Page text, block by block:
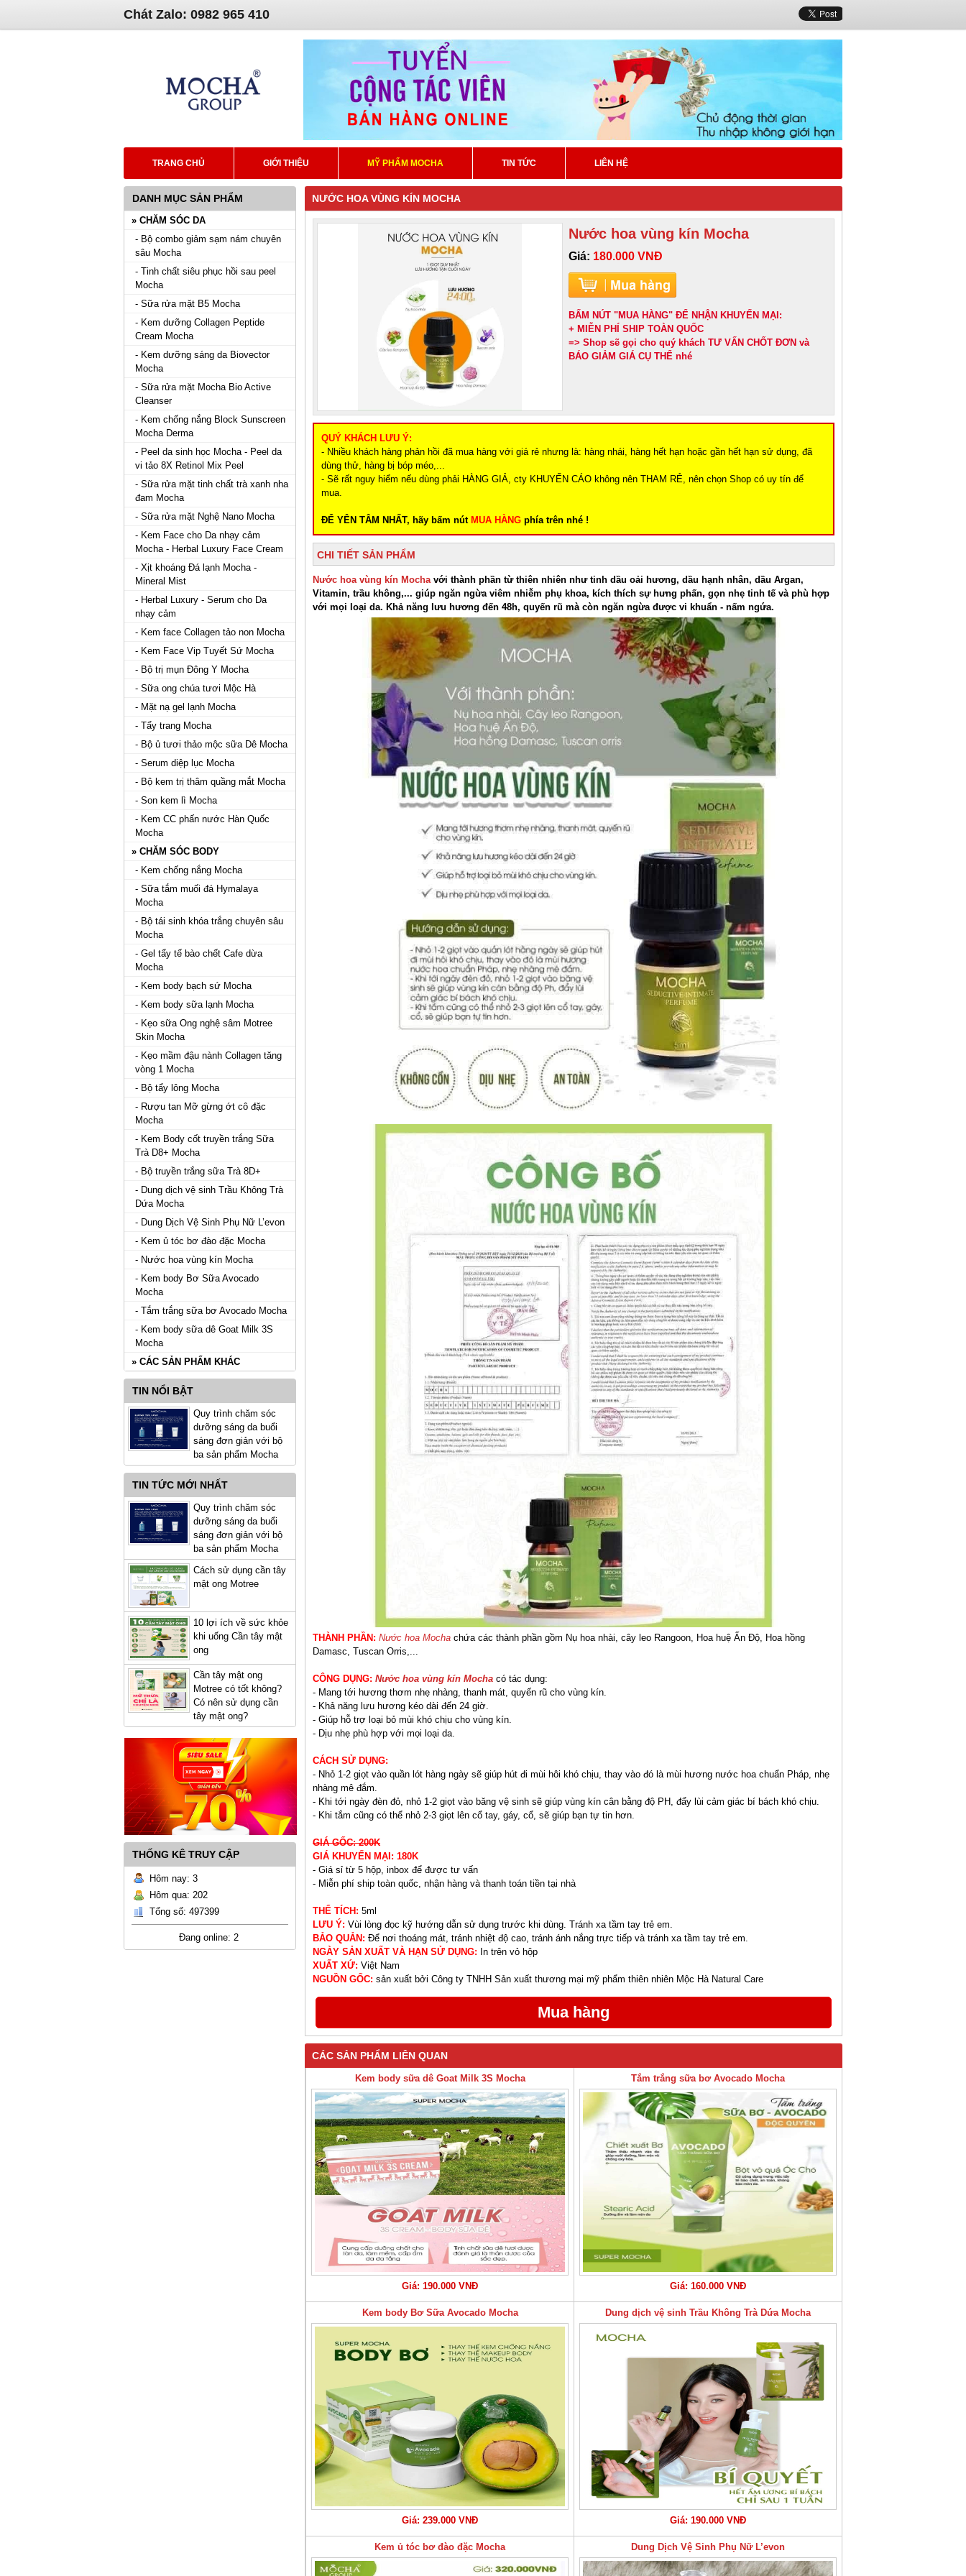
Chát Zalo: 0982 965 410
TRANG CHỦ GIỚI THIỆU MỸ PHẨM MOCHA TIN TỨC LIÊN HỆ
DANH MỤC SẢN PHẨM
» CHĂM SÓC DA
- Bộ combo giảm sạm nám chuyên
sâu Mocha
- Tinh chất siêu phục hồi sau peel
Mocha
- Sữa rửa mặt B5 Mocha
- Kem dưỡng Collagen Peptide
Cream Mocha
- Kem dưỡng sáng da Biovector
Mocha
- Sữa rửa mặt Mocha Bio Active
Cleanser
- Kem chống nắng Block Sunscreen
Mocha Derma
- Peel da sinh học Mocha - Peel da
vi tảo 8X Retinol Mix Peel
- Sữa rửa mặt tinh chất trà xanh nha
đam Mocha
- Sữa rửa mặt Nghệ Nano Mocha
- Kem Face cho Da nhạy cảm
Mocha - Herbal Luxury Face Cream
- Xịt khoáng Đá lạnh Mocha -
Mineral Mist
- Herbal Luxury - Serum cho Da
nhạy cảm
- Kem face Collagen tảo non Mocha
- Kem Face Vip Tuyết Sứ Mocha
- Bộ trị mụn Đông Y Mocha
- Sữa ong chúa tươi Mộc Hà
- Mặt nạ gel lạnh Mocha
- Tẩy trang Mocha
- Bộ ủ tươi thảo mộc sữa Dê Mocha
- Serum diệp lục Mocha
- Bộ kem trị thâm quầng mắt Mocha
- Son kem lì Mocha
- Kem CC phấn nước Hàn Quốc
Mocha
» CHĂM SÓC BODY
- Kem chống nắng Mocha
- Sữa tắm muối đá Hymalaya
Mocha
- Bộ tái sinh khóa trắng chuyên sâu
Mocha
- Gel tẩy tế bào chết Cafe dừa
Mocha
- Kem body bạch sứ Mocha
- Kem body sữa lạnh Mocha
- Kẹo sữa Ong nghệ sâm Motree
Skin Mocha
- Kẹo mầm đậu nành Collagen tăng
vòng 1 Mocha
- Bộ tẩy lông Mocha
- Rượu tan Mỡ gừng ớt cô đặc
Mocha
- Kem Body cốt truyền trắng Sữa
Trà D8+ Mocha
- Bộ truyền trắng sữa Trà 8D+
- Dung dịch vệ sinh Trầu Không Trà
Dứa Mocha
- Dung Dịch Vệ Sinh Phụ Nữ L’evon
- Kem ủ tóc bơ đào đặc Mocha
- Nước hoa vùng kín Mocha
- Kem body Bơ Sữa Avocado
Mocha
- Tắm trắng sữa bơ Avocado Mocha
- Kem body sữa dê Goat Milk 3S
Mocha
» CÁC SẢN PHẨM KHÁC
TIN NỔI BẬT
Quy trình chăm sóc
dưỡng sáng da buổi
sáng đơn giản với bộ
ba sản phẩm Mocha
TIN TỨC MỚI NHẤT
Quy trình chăm sóc
dưỡng sáng da buổi
sáng đơn giản với bộ
ba sản phẩm Mocha
Cách sử dụng cần tây
mật ong Motree
10 lợi ích về sức khỏe
khi uống Cần tây mật
ong
Cần tây mật ong
Motree có tốt không?
Có nên sử dụng cần
tây mật ong?
THỐNG KÊ TRUY CẬP
Hôm nay: 3
Hôm qua: 202
Tổng số: 497399
Đang online: 2
NƯỚC HOA VÙNG KÍN MOCHA
Nước hoa vùng kín Mocha
Giá: 180.000 VNĐ
BẤM NÚT "MUA HÀNG" ĐỂ NHẬN KHUYẾN MẠI:
+ MIỄN PHÍ SHIP TOÀN QUỐC
=> Shop sẽ gọi cho quý khách TƯ VẤN CHỐT ĐƠN và
BÁO GIẢM GIÁ CỤ THỂ nhé
QUÝ KHÁCH LƯU Ý:
- Nhiều khách hàng phản hồi đã mua hàng với giá rẻ nhưng là: hàng nhái, hàng hết hạn hoặc gần hết hạn sử dụng, đã
dùng thử, hàng bị bóp méo,...
- Sẽ rất nguy hiểm nếu dùng phải HÀNG GIẢ, cty KHUYẾN CÁO không nên THAM RẺ, nên chọn Shop có uy tín để
mua.
ĐỂ YÊN TÂM NHẤT, hãy bấm nút MUA HÀNG phía trên nhé !
CHI TIẾT SẢN PHẨM
Nước hoa vùng kín Mochavới thành phần từ thiên nhiên như tinh dầu oải hương, dầu hạnh nhân, dầu Argan,
Vitamin, trầu không,... giúp ngăn ngừa viêm nhiễm phụ khoa, kích thích sự hưng phấn, gọn nhẹ tinh tế và phù hợp
với mọi loại da. Khả năng lưu hương đến 48h, quyến rũ mà còn ngăn ngừa được vi khuẩn - nấm ngứa.
THÀNH PHẦN: Nước hoa Mocha chứa các thành phần gồm Nụ hoa nhài, cây leo Rangoon, Hoa huệ Ấn Độ, Hoa hồng
Damasc, Tuscan Orris,...
CÔNG DỤNG: Nước hoa vùng kín Mocha có tác dụng:
- Mang tới hương thơm nhẹ nhàng, thanh mát, quyến rũ cho vùng kín.
- Khả năng lưu hương kéo dài đến 24 giờ.
- Giúp hỗ trợ loại bỏ mùi khó chịu cho vùng kín.
- Dịu nhẹ phù hợp với mọi loại da.
CÁCH SỬ DỤNG:
- Nhỏ 1-2 giọt vào quần lót hàng ngày sẽ giúp hút đi mùi hôi khó chịu, thay vào đó là mùi hương nước hoa chuẩn Pháp, nhẹ
nhàng mê đắm.
- Khi tới ngày đèn đỏ, nhỏ 1-2 giọt vào băng vệ sinh sẽ giúp vùng kín cân bằng độ PH, đẩy lùi cảm giác bí bách khó chịu.
- Khi tắm cũng có thể nhỏ 2-3 giọt lên cổ tay, gáy, cổ, sẽ giúp bạn tự tin hơn.
GIÁ GỐC: 200K
GIÁ KHUYẾN MẠI: 180K
- Giá sỉ từ 5 hộp, inbox để được tư vấn
- Miễn phí ship toàn quốc, nhận hàng và thanh toán tiền tại nhà
THỂ TÍCH: 5ml
LƯU Ý: Vùi lòng đọc kỹ hướng dẫn sử dụng trước khi dùng. Tránh xa tầm tay trẻ em.
BẢO QUẢN: Để nơi thoáng mát, tránh nhiệt độ cao, tránh ánh nắng trực tiếp và tránh xa tầm tay trẻ em.
NGÀY SẢN XUẤT VÀ HẠN SỬ DỤNG: In trên vỏ hộp
XUẤT XỨ: Việt Nam
NGUỒN GỐC: sản xuất bởi Công ty TNHH Sản xuất thương mại mỹ phẩm thiên nhiên Mộc Hà Natural Care
CÁC SẢN PHẨM LIÊN QUAN
Kem body sữa dê Goat Milk 3S Mocha
Giá: 190.000 VNĐ
Tắm trắng sữa bơ Avocado Mocha
Giá: 160.000 VNĐ
Kem body Bơ Sữa Avocado Mocha
Giá: 239.000 VNĐ
Dung dịch vệ sinh Trầu Không Trà Dứa Mocha
Giá: 190.000 VNĐ
Kem ủ tóc bơ đào đặc Mocha Dung Dịch Vệ Sinh Phụ Nữ L’evon